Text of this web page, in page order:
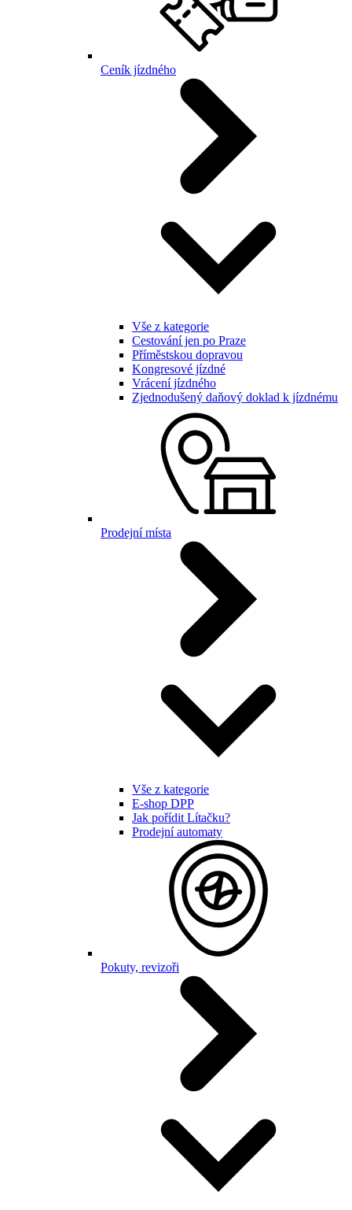
Ceník jízdného
Vše z kategorie
Cestování jen po Praze
Příměstskou dopravou
Kongresové jízdné
Vrácení jízdného
Zjednodušený daňový doklad k jízdnému
Prodejní místa
Vše z kategorie
E-shop DPP
Jak pořídit Lítačku?
Prodejní automaty
Pokuty, revizoři